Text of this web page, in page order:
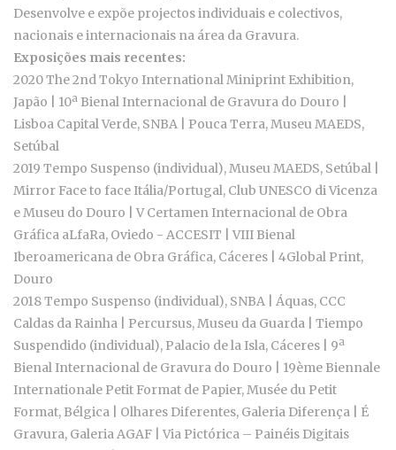
Desenvolve e expõe projectos individuais e colectivos,
nacionais e internacionais na área da Gravura.
Exposições mais recentes:
2020 The 2nd Tokyo International Miniprint Exhibition,
Japão | 10ª Bienal Internacional de Gravura do Douro |
Lisboa Capital Verde, SNBA | Pouca Terra, Museu MAEDS,
Setúbal
2019 Tempo Suspenso (individual), Museu MAEDS, Setúbal |
Mirror Face to face Itália/Portugal, Club UNESCO di Vicenza
e Museu do Douro | V Certamen Internacional de Obra
Gráfica aLfaRa, Oviedo - ACCESIT | VIII Bienal
Iberoamericana de Obra Gráfica, Cáceres | 4Global Print,
Douro
2018 Tempo Suspenso (individual), SNBA | Áquas, CCC
Caldas da Rainha | Percursus, Museu da Guarda | Tiempo
Suspendido (individual), Palacio de la Isla, Cáceres | 9ª
Bienal Internacional de Gravura do Douro | 19ème Biennale
Internationale Petit Format de Papier, Musée du Petit
Format, Bélgica | Olhares Diferentes, Galeria Diferença | É
Gravura, Galeria AGAF | Via Pictórica – Painéis Digitais